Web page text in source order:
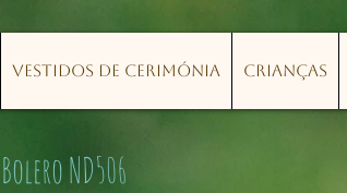
Vestidos de Cerimónia Crianças
Bolero ND506